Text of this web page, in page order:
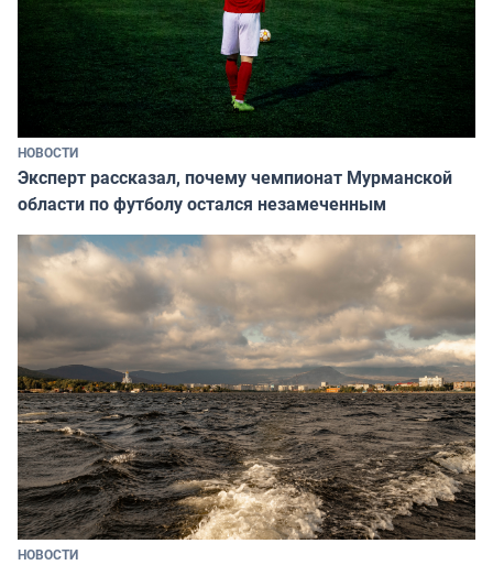
НОВОСТИ
Эксперт рассказал, почему чемпионат Мурманской
области по футболу остался незамеченным
НОВОСТИ